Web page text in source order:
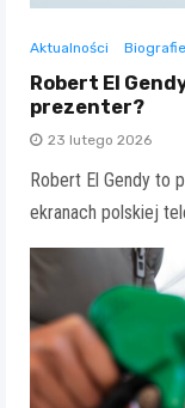
Aktualności Biografie
Robert El
prezenter?
23 lutego 2026
Robert El Gendy to
ekranach polskiej